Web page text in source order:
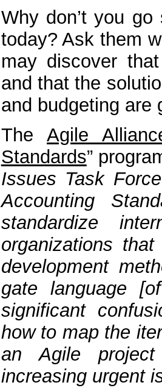
Why don’t you
today? Ask them
may discover
and that the
and budgeting are
TheAgile
Standards”
Issues Task
Accounting
standardize
organizations
development
gate language
significant
how to map the
an Agile
increasing urgent